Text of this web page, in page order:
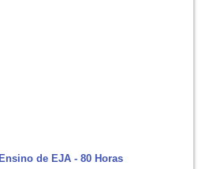
de EJA - 80 Horas